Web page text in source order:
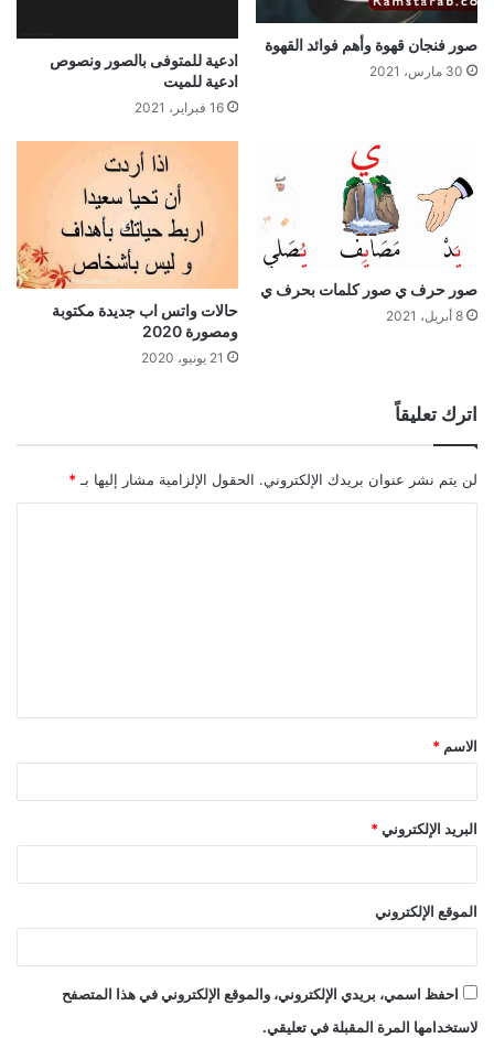
صور فنجان قهوة وأهم فوائد القهوة
30 مارس، 2021
ادعية للمتوفى بالصور ونصوص
ادعية للميت
16 فبراير، 2021
صور حرف ي صور كلمات بحرف ي
8 أبريل، 2021
حالات واتس اب جديدة مكتوبة
ومصورة 2020
21 يونيو، 2020
اترك تعليقاً
لن يتم نشر عنوان بريدك الإلكتروني. الحقول الإلزامية مشار إليها بـ *
ق
*
الاسم *
البريد الإلكتروني *
الموقع الإلكتروني
احفظ اسمي، بريدي الإلكتروني، والموقع الإلكتروني في هذا المتصفح
لاستخدامها المرة المقبلة في تعليقي.